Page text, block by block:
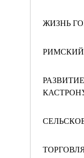
ЖИЗНЬ
РИМСКИЙ